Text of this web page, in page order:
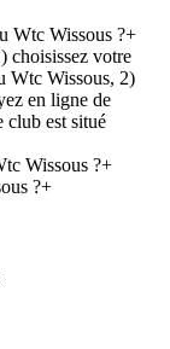
Wtc Wissous ?+
choisissez votre
Wtc Wissous, 2)
en ligne de
club est situé
Wissous ?+
?+